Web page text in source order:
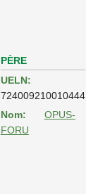
PÈRE
UELN:
724009210010444
Nom:
OPUS-
FORU